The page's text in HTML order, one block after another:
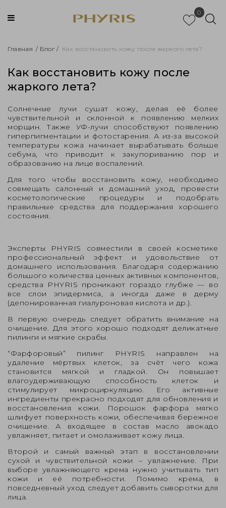
0
Главная / Блог / Как восстановить кожу после жаркого лета?
Как восстановить кожу после
жаркого лета?
Солнечные лучи сушат кожу, делая её более
чувствительной и склонной к появлению мелких
морщин. Также УФ-лучи способствуют появлению
гиперпигментации и фотостарения. А из-за высокой
температуры кожа начинает вырабатывать больше
себума, что приводит к закупориванию пор и
образованию на лице воспалений.
Для того чтобы восстановить кожу, необходимо
совмещать салонный и домашний уход, провести
косметологические процедуры и подобрать
правильные средства для поддержания хорошего
состояния.
Эксперты PHYRIS совместили в своей косметике
профессиональный эффект и удовольствие от
домашнего использования. Благодаря содержанию
большого количества ценных активных компонентов,
средства PHYRIS проникают гораздо глубже — во
все слои эпидермиса, а иногда даже в дерму
(депонированная гиалуроновая кислота и др.).
В первую очередь следует обратить внимание на
очищение. Для этого хорошо подходят деликатные
пилинги и мягкие скрабы.
“Фарфоровый” пилинг PHYRIS направлен на
удаление мёртвых клеток, за счёт чего кожа
становится мягкой и гладкой. Он повышает
влагоудерживающую способность клеток и
стимулирует микроциркуляцию. Его активные
ингредиенты прекрасно подходят для обновления и
восстановления кожи. Порошок фарфора мягко
шлифует поверхность кожи, обеспечивая бережное
очищение. А входящее в состав масло авокадо
увлажняет, питает и омолаживает кожу лица.
Второй и самый важный этап в восстановлении
сухой и чувствительной кожи – увлажнение. При
выборе увлажняющего крема нужно учитывать тип
кожи и её потребности. Помимо крема, в
повседневный уход следует добавить сыворотки для
лица.